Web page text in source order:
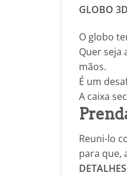
GLOBO
O globo
Quer seja
mãos.
É um
A caixa
Reuni-lo
para que,